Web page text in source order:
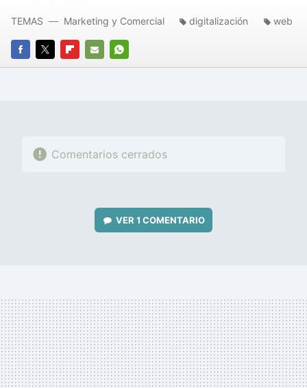
FACEBOOK
TWITTERFLIPBOARD
E-
WHATSAPP
TEMAS Marketing y Comercial digitalización web
Comentarios cerrados
VER 1 COMENTARIO